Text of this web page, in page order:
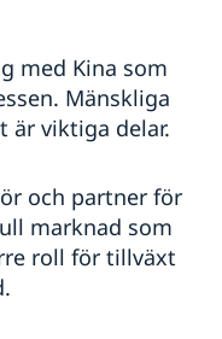
med Kina som
Mänskliga
är viktiga delar.
och partner för
marknad som
roll för tillväxt